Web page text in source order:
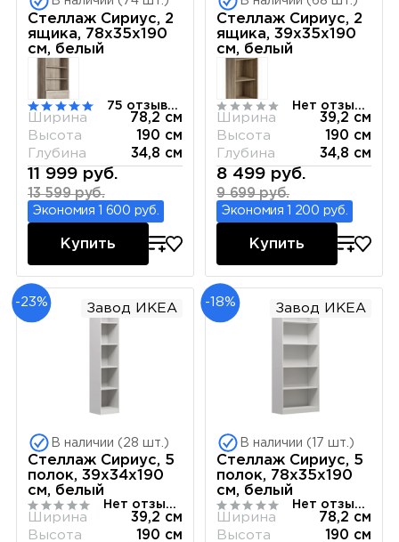
Стеллаж Сириус, 2
ящика, 78х35х190
см, белый
75 отзывов
Ширина
78,2 см
Высота
190 см
Глубина
34,8 см
11 999 руб.
13 599 руб.
Экономия 1 600 руб.
Купить
Стеллаж Сириус, 2
ящика, 39х35х190
см, белый
Нет отзывов
Ширина
39,2 см
Высота
190 см
Глубина
34,8 см
8 499 руб.
9 699 руб.
Экономия 1 200 руб.
Купить
-23% Завод ИКЕА
В наличии (28 шт.)
Стеллаж Сириус, 5
полок, 39х34х190
см, белый
Нет отзывов
Ширина
39,2 см
Высота
190 см
-18% Завод ИКЕА
В наличии (17 шт.)
Стеллаж Сириус, 5
полок, 78х35х190
см, белый
Нет отзывов
Ширина
78,2 см
Высота
190 см